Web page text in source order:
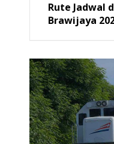
Rute Jadwal
Brawijaya